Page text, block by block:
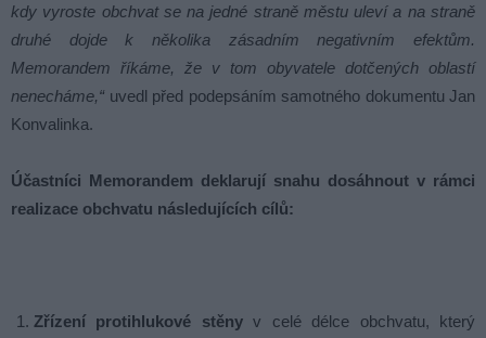
kdy vyroste obchvat se na jedné straně městu uleví a na straně
druhé dojde k několika zásadním negativním efektům.
Memorandem říkáme, že v tom obyvatele dotčených oblastí
nenecháme,“ uvedl před podepsáním samotného dokumentu Jan
Konvalinka.
Účastníci Memorandem deklarují snahu dosáhnout v rámci
realizace obchvatu následujících cílů:
Zřízení protihlukové stěnyv celé délce obchvatu, který